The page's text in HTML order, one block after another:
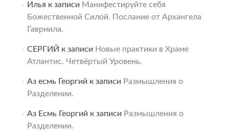
Илья к записи Манифестируйте себя
Божественной Силой. Послание от Архангела
Гавриила.
СЕРГИЙ к записи Новые практики в Храме
Атлантис. Четвёртый Уровень.
Аз есмь Георгий к записи Размышления о
Разделении.
Аз Есмь Георгий к записи Размышления о
Разделении.